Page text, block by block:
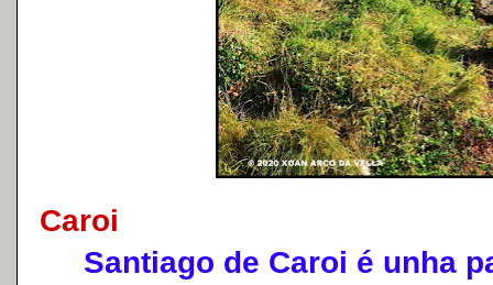
Caroi
Santiago de Caroi é unha